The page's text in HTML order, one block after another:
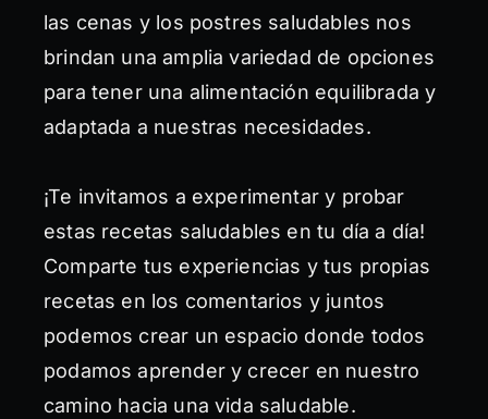
las cenas y los postres saludables nos
brindan una amplia variedad de opciones
para tener una alimentación equilibrada y
adaptada a nuestras necesidades.
¡Te invitamos a experimentar y probar
estas recetas saludables en tu día a día!
Comparte tus experiencias y tus propias
recetas en los comentarios y juntos
podemos crear un espacio donde todos
podamos aprender y crecer en nuestro
camino hacia una vida saludable.